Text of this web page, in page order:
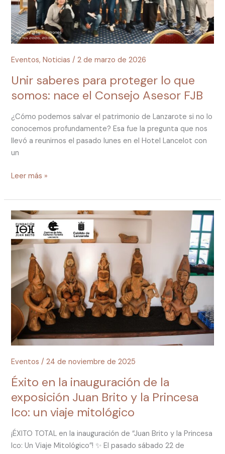
Eventos,Noticias /2 de marzo de 2026
Unir saberes para proteger lo que
somos: nace el Consejo Asesor FJB
¿Cómo podemos salvar el patrimonio de Lanzarote si no lo
conocemos profundamente? Esa fue la pregunta que nos
llevó a reunirnos el pasado lunes en el Hotel Lancelot con
un
Consejo
Asesor
FJB
Leer más »
Eventos /24 de noviembre de 2025
Éxito en la inauguración de la
exposición Juan Brito y la Princesa
Ico: un viaje mitológico
¡ÉXITO TOTAL en la inauguración de “Juan Brito y la Princesa
Ico: Un Viaje Mitológico”! ✨ El pasado sábado 22 de
Éxito
en
la
inauguración
la
exposición
Juan
Brito
la
Princesa
Ico:
viaje
mitológico